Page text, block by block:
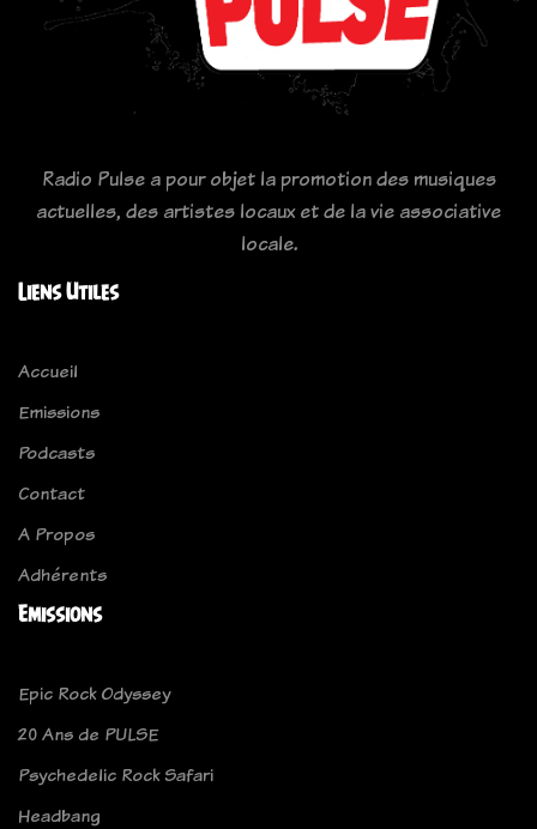
Radio Pulse a pour objet la promotion des musiques
actuelles, des artistes locaux et de la vie associative
locale.
Liens Utiles
Accueil
Emissions
Podcasts
Contact
A Propos
Adhérents
Emissions
Epic Rock Odyssey
20 Ans de PULSE
Psychedelic Rock Safari
Headbang